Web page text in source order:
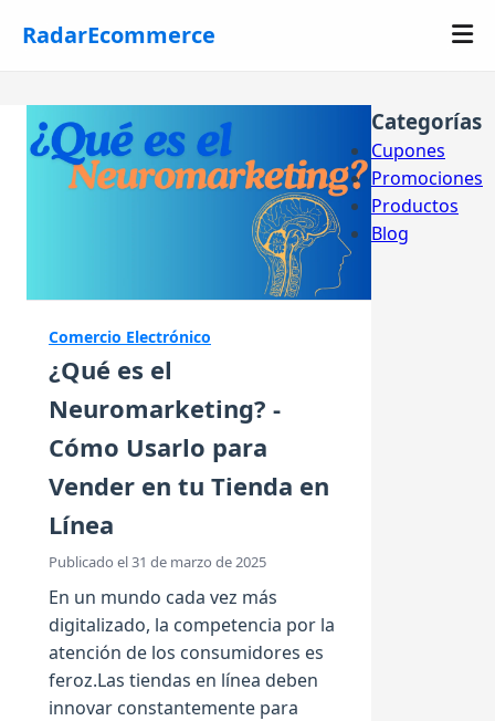
RadarEcommerce
Comercio Electrónico
¿Qué es el
Neuromarketing? -
Cómo Usarlo para
Vender en tu Tienda en
Línea
Publicado el 31 de marzo de 2025
En un mundo cada vez más
digitalizado, la competencia por la
atención de los consumidores es
feroz.Las tiendas en línea deben
innovar constantemente para
Categorías
Cupones
Promociones
Productos
Blog